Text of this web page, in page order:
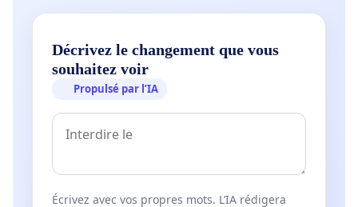
Décrivez le changement que vous
souhaitez voir
Propulsé par l’IA
Écrivez avec vos propres mots. L’IA rédigera